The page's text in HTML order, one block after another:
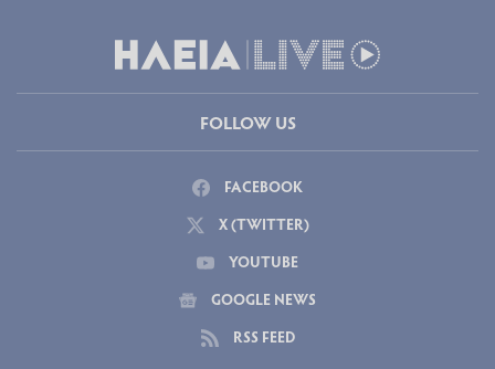
FOLLOW US
FACEBOOK
X (TWITTER)
YOUTUBE
GOOGLE NEWS
RSS FEED